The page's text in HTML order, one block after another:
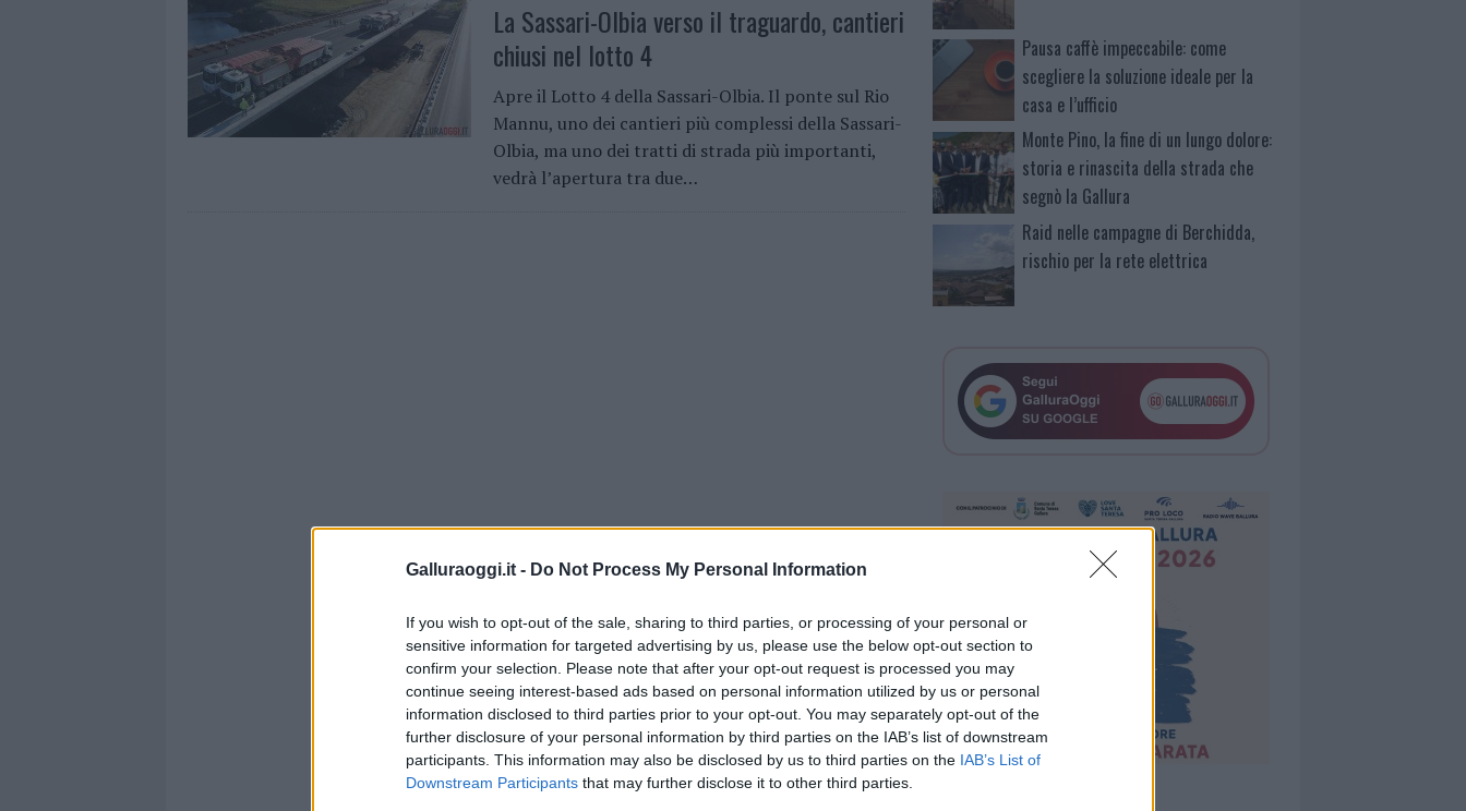
Galluraoggi.it - Do Not Process My Personal Information
If you wish to opt-out of the sale, sharing to third parties, or processing of your personal or
sensitive information for targeted advertising by us, please use the below opt-out section to
confirm your selection. Please note that after your opt-out request is processed you may
continue seeing interest-based ads based on personal information utilized by us or personal
information disclosed to third parties prior to your opt-out. You may separately opt-out of the
further disclosure of your personal information by third parties on the IAB’s list of downstream
participants. This information may also be disclosed by us to third parties on the IAB’s List of
Downstream Participants that may further disclose it to other third parties.
La Sassari-Olbia verso il traguardo, cantieri
chiusi nel lotto 4
Apre il Lotto 4 della Sassari-Olbia. Il ponte sul Rio
Mannu, uno dei cantieri più complessi della Sassari-
Olbia, ma uno dei tratti di strada più importanti,
vedrà l’apertura tra due…
Pausa caffè impeccabile: come
scegliere la soluzione ideale per la
casa e l’ufficio
Monte Pino, la fine di un lungo dolore:
storia e rinascita della strada che
segnò la Gallura
Raid nelle campagne di Berchidda,
rischio per la rete elettrica